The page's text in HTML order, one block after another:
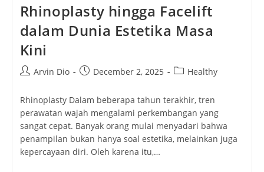
Rhinoplasty hingga Facelift
dalam Dunia Estetika Masa
Kini
PostArvin Dio
PostDecember 2, 2025
PostHealthy
Rhinoplasty Dalam beberapa tahun terakhir, tren
perawatan wajah mengalami perkembangan yang
sangat cepat. Banyak orang mulai menyadari bahwa
penampilan bukan hanya soal estetika, melainkan juga
kepercayaan diri. Oleh karena itu,…